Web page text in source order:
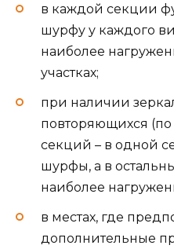
в каждой секции
шурфу у каждого
наиболее
участках;
при наличии
повторяющихся (по
секций – в одной
шурфы, а в
наиболее
в местах, где
дополнительные